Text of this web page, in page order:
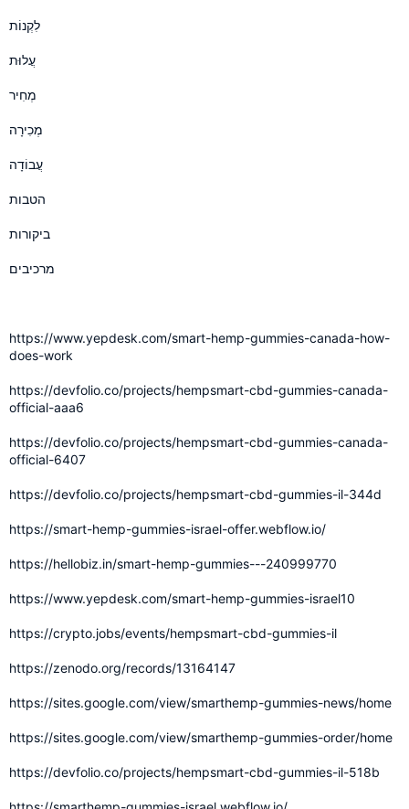
לִקְנוֹת
עֲלוּת
מְחִיר
מְכִירָה
עֲבוֹדָה
הטבות
ביקורות
מרכיבים
https://www.yepdesk.com/smart-hemp-gummies-canada-how-
does-work
https://devfolio.co/projects/hempsmart-cbd-gummies-canada-
official-aaa6
https://devfolio.co/projects/hempsmart-cbd-gummies-canada-
official-6407
https://devfolio.co/projects/hempsmart-cbd-gummies-il-344d
https://smart-hemp-gummies-israel-offer.webflow.io/
https://hellobiz.in/smart-hemp-gummies---240999770
https://www.yepdesk.com/smart-hemp-gummies-israel10
https://crypto.jobs/events/hempsmart-cbd-gummies-il
https://zenodo.org/records/13164147
https://sites.google.com/view/smarthemp-gummies-news/home
https://sites.google.com/view/smarthemp-gummies-order/home
https://devfolio.co/projects/hempsmart-cbd-gummies-il-518b